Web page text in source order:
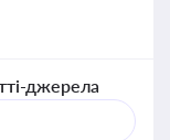
джерела